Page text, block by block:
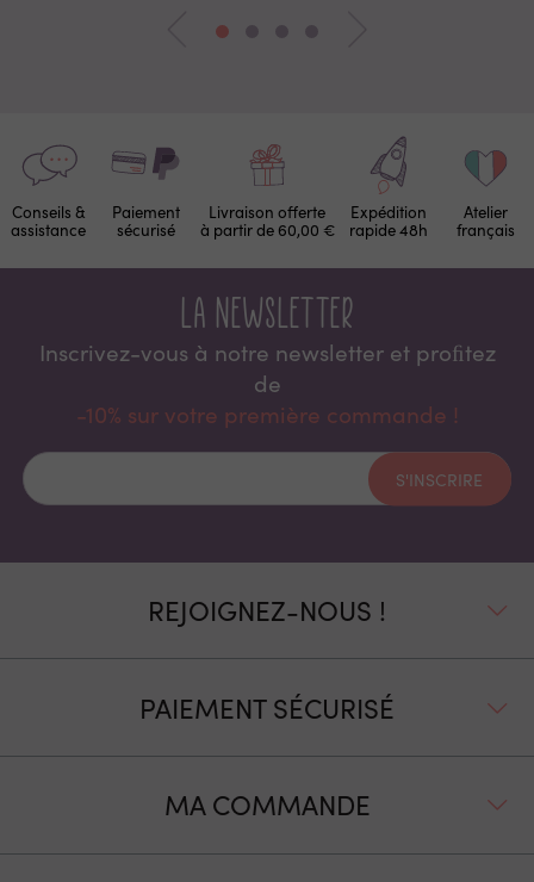
Conseils &
assistance
Paiement
sécurisé
Livraison offerte
à partir de 60,00 €
Expédition
rapide 48h
Atelier
français
La newsletter
Inscrivez-vous à notre newsletter et proﬁtez
de
-10% sur votre première commande !
S'INSCRIRE
REJOIGNEZ-NOUS !
PAIEMENT SÉCURISÉ
MA COMMANDE